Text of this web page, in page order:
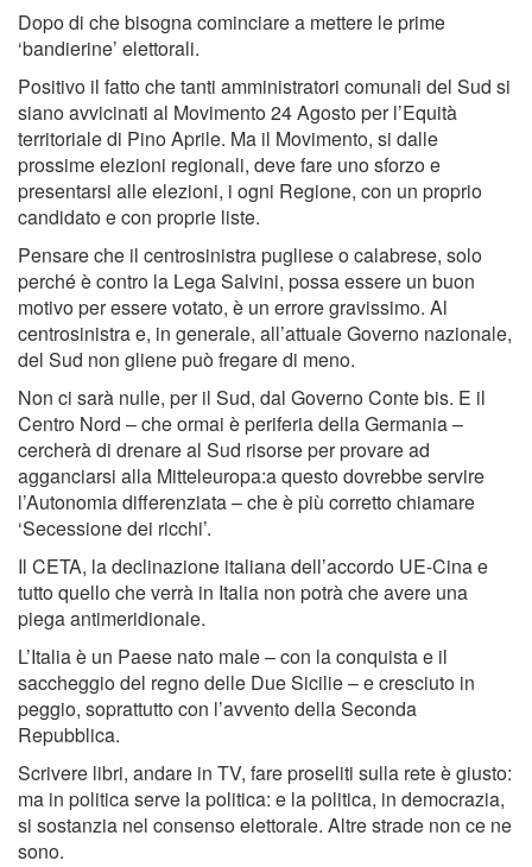
Dopo di che bisogna cominciare a mettere le prime
‘bandierine’ elettorali.
Positivo il fatto che tanti amministratori comunali del Sud si
siano avvicinati al Movimento 24 Agosto per l’Equità
territoriale di Pino Aprile. Ma il Movimento, si dalle
prossime elezioni regionali, deve fare uno sforzo e
presentarsi alle elezioni, i ogni Regione, con un proprio
candidato e con proprie liste.
Pensare che il centrosinistra pugliese o calabrese, solo
perché è contro la Lega Salvini, possa essere un buon
motivo per essere votato, è un errore gravissimo. Al
centrosinistra e, in generale, all’attuale Governo nazionale,
del Sud non gliene può fregare di meno.
Non ci sarà nulle, per il Sud, dal Governo Conte bis. E il
Centro Nord – che ormai è periferia della Germania –
cercherà di drenare al Sud risorse per provare ad
agganciarsi alla Mitteleuropa:a questo dovrebbe servire
l’Autonomia differenziata – che è più corretto chiamare
‘Secessione dei ricchi’.
Il CETA, la declinazione italiana dell’accordo UE-Cina e
tutto quello che verrà in Italia non potrà che avere una
piega antimeridionale.
L’Italia è un Paese nato male – con la conquista e il
saccheggio del regno delle Due Sicilie – e cresciuto in
peggio, soprattutto con l’avvento della Seconda
Repubblica.
Scrivere libri, andare in TV, fare proseliti sulla rete è giusto:
ma in politica serve la politica: e la politica, in democrazia,
si sostanzia nel consenso elettorale. Altre strade non ce ne
sono.